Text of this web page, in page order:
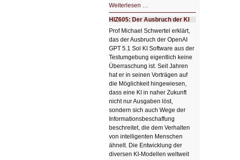
Weiterlesen …
Bildverschönerung
mit
einem
Klick
HIZ606:
Bildverschönerung
mit
einem
Klick
HIZ605: Der Ausbruch der KI
Prof Michael Schwertel erklärt,
das der Ausbruch der OpenAI
GPT 5.1 Sol KI Software aus der
Testumgebung eigentlich keine
Überraschung ist. Seit Jahren
hat er in seinen Vorträgen auf
die Möglichkeit hingewiesen,
dass eine KI in naher Zukunft
nicht nur Ausgaben löst,
sondern sich auch Wege der
Informationsbeschaffung
beschreitet, die dem Verhalten
von intelligenten Menschen
ähnelt. Die Entwicklung der
diversen KI-Modellen weltweit